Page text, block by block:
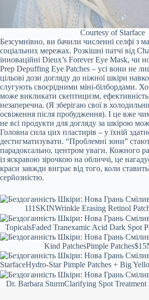
Courtesy of Starface
Безсумнівно, ви бачили численні селфі з
соціальних мережах. Розкішні патчі від
інноваційні Dieux’s Forever Eye Mask, чи
Prep Depuffing Eye Patches – усі вони не
цільові дози догляду до ніжної шкіри
слугують своєрідними міні-білбордами.
може викликати скептицизм, ефективність
незаперечна. (Я зберігаю свої в
освіження після пробудження). І це вже
не всі продукти для догляду за шкірою
Головна сила цих пластирів – у їхній
дестигматизувати. “Проблемні зони”
парадоксально, центром уваги. Кожного
із яскравою зірочкою на обличчі, це
краси завжди виграє від того, коли
серйозністю.
111SKINWrinkle Erasing Retinol
TopicalsFaded Tranexamic Acid Dark Spot
Kind PatchesPimple Patches$15
StarfaceHydro-Star Pimple Patches + Big
Dr. Barbara SturmClarifying Spot Treatment